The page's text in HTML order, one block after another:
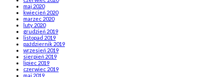
maj 2020
kwiecień 2020
marzec 2020
luty 2020
grudzień 2019
listopad 2019
październik 2019
wrzesień 2019
sierpień 2019
lipiec 2019
czerwiec 2019
maj 2019